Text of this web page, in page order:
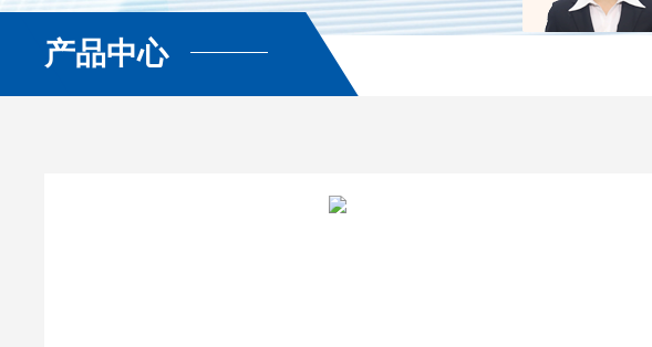
查看更多
产品中心